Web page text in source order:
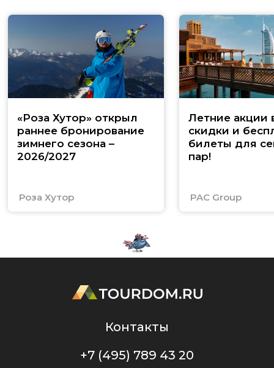
«Роза Хутор» открыл
раннее бронирование
зимнего сезона –
2026/2027
Роза Хутор
Летние акции
скидки и
билеты для
пар!
PAC Group
Контакты
+7 (495) 789 43 20